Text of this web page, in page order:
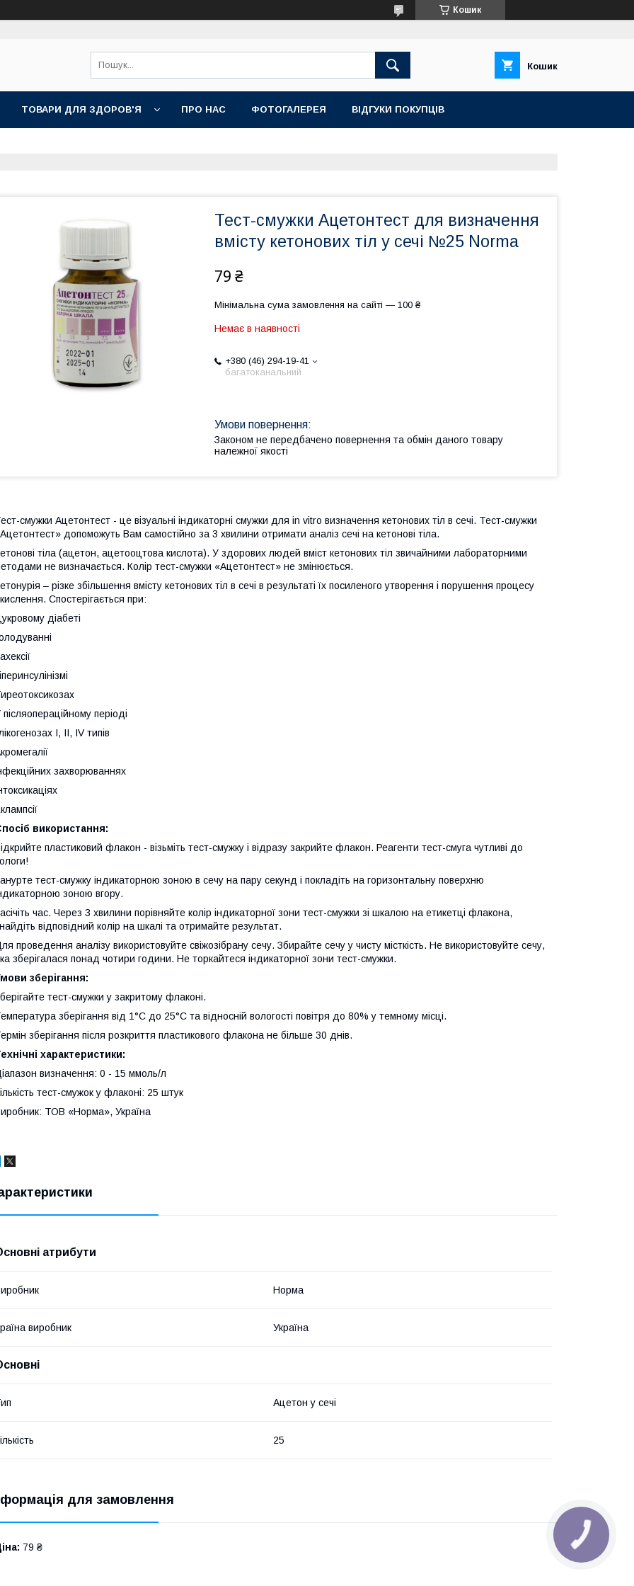
Кошик
Кошик
ТОВАРИ ДЛЯ ЗДОРОВ'Я ПРО НАС ФОТОГАЛЕРЕЯ ВІДГУКИ ПОКУПЦІВ
Тест-смужки Ацетонтест для визначення
вмісту кетонових тіл у сечі №25 Norma
79 ₴
Мінімальна сума замовлення на сайті — 100 ₴
Немає в наявності
+380 (46) 294-19-41
багатоканальний
Законом не передбачено повернення та обмін даного товару
належної якості
смужки Ацетонтест - це візуальні індикаторні смужки для in vitro визначення кетонових тіл в сечі. Тест-смужки
допоможуть Вам самостійно за 3 хвилини отримати аналіз сечі на кетонові тіла.
тіла (ацетон, ацетооцтова кислота). У здорових людей вміст кетонових тіл звичайними лабораторними
не визначається. Колір тест-смужки «Ацетонтест» не змінюється.
– різке збільшення вмісту кетонових тіл в сечі в результаті їх посиленого утворення і порушення процесу
Спостерігається при:
діабеті
післяопераційному періоді
I, II, IV типів
захворюваннях
використання:
пластиковий флакон - візьміть тест-смужку і відразу закрийте флакон. Реагенти тест-смуга чутливі до
тест-смужку індикаторною зоною в сечу на пару секунд і покладіть на горизонтальну поверхню
зоною вгору.
час. Через 3 хвилини порівняйте колір індикаторної зони тест-смужки зі шкалою на етикетці флакона,
відповідний колір на шкалі та отримайте результат.
проведення аналізу використовуйте свіжозібрану сечу. Збирайте сечу у чисту місткість. Не використовуйте сечу,
зберігалася понад чотири години. Не торкайтеся індикаторної зони тест-смужки.
зберігання:
тест-смужки у закритому флаконі.
зберігання від 1°C до 25°C та відносній вологості повітря до 80% у темному місці.
зберігання після розкриття пластикового флакона не більше 30 днів.
характеристики:
визначення: 0 - 15 ммоль/л
тест-смужок у флаконі: 25 штук
ТОВ «Норма», Україна
атрибути
Норма
виробник Україна
Ацетон у сечі
25
для замовлення
79 ₴
КНОПКА
ЗВ'ЯЗКУ